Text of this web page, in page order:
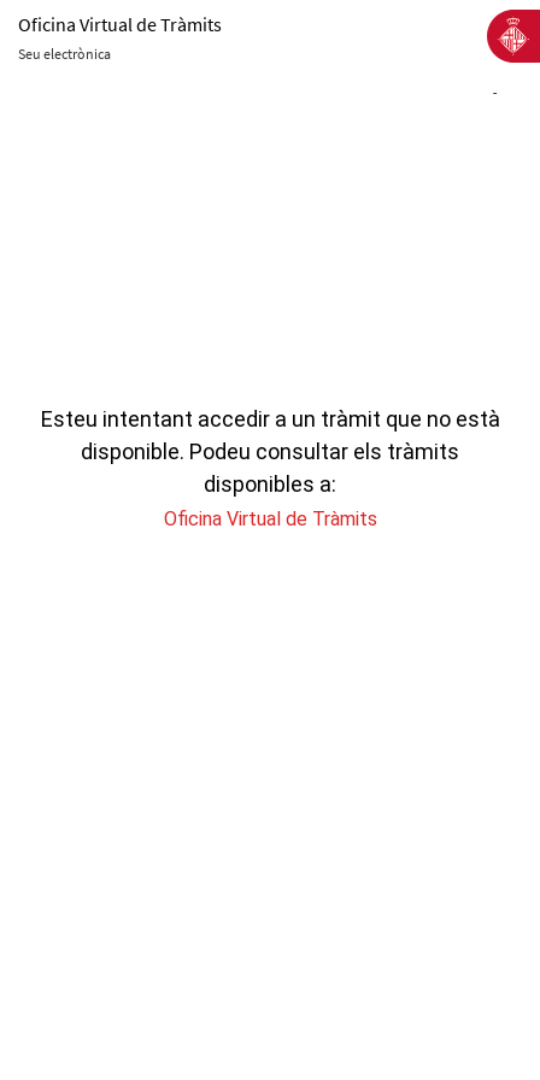
Oficina Virtual de Tràmits
Seu electrònica
-
Esteu intentant accedir a un tràmit que no està
disponible. Podeu consultar els tràmits
disponibles a:
Oficina Virtual de Tràmits